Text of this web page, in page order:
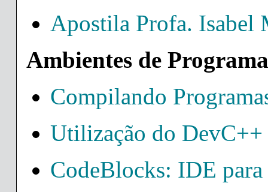
Apostila Profa. Isabel
Ambientes de
Compilando
Utilização do DevC++
CodeBlocks: IDE